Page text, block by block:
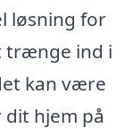
løsning for
trænge ind i
kan være
hjem på